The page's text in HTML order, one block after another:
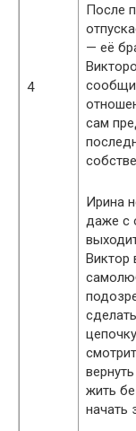
4
После
— её
сам
Ирина
даже с
Виктор
жить
начать